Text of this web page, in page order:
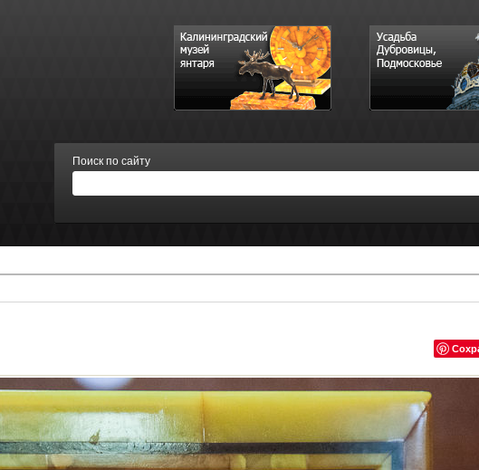
Поиск по сайту